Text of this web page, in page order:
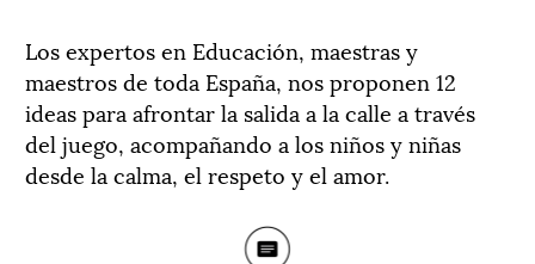
Los expertos en Educación, maestras y
maestros de toda España, nos proponen 12
ideas para afrontar la salida a la calle a través
del juego, acompañando a los niños y niñas
desde la calma, el respeto y el amor.